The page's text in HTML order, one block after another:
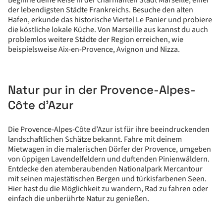
der lebendigsten Städte Frankreichs. Besuche den alten
Hafen, erkunde das historische Viertel Le Panier und probiere
die köstliche lokale Küche. Von Marseille aus kannst du auch
problemlos weitere Städte der Region erreichen, wie
beispielsweise Aix-en-Provence, Avignon und Nizza.
Natur pur in der Provence-Alpes-
Côte d’Azur
Die Provence-Alpes-Côte d’Azur ist für ihre beeindruckenden
landschaftlichen Schätze bekannt. Fahre mit deinem
Mietwagen in die malerischen Dörfer der Provence, umgeben
von üppigen Lavendelfeldern und duftenden Pinienwäldern.
Entdecke den atemberaubenden Nationalpark Mercantour
mit seinen majestätischen Bergen und türkisfarbenen Seen.
Hier hast du die Möglichkeit zu wandern, Rad zu fahren oder
einfach die unberührte Natur zu genießen.